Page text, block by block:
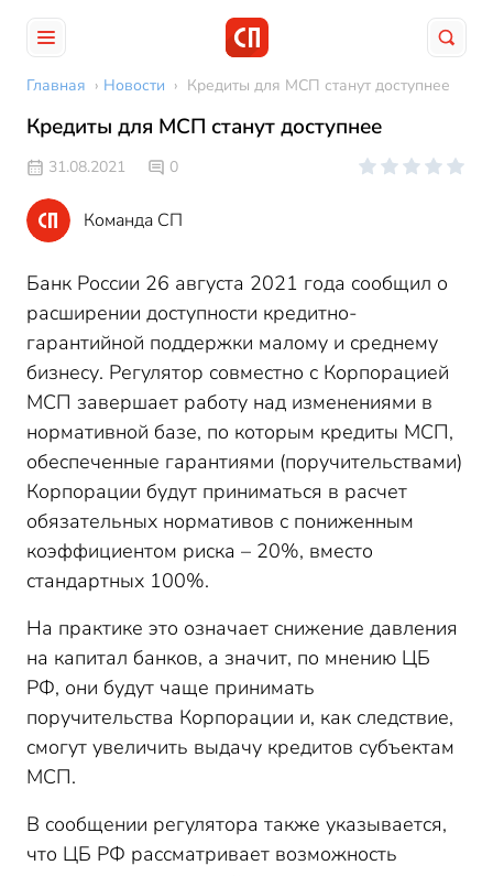
Главная › Новости › Кредиты для МСП станут доступнее
Кредиты для МСП станут доступнее
31.08.2021 0
Команда СП
Банк России 26 августа 2021 года сообщил о
расширении доступности кредитно-
гарантийной поддержки малому и среднему
бизнесу. Регулятор совместно с Корпорацией
МСП завершает работу над изменениями в
нормативной базе, по которым кредиты МСП,
обеспеченные гарантиями (поручительствами)
Корпорации будут приниматься в расчет
обязательных нормативов с пониженным
коэффициентом риска – 20%, вместо
стандартных 100%.
На практике это означает снижение давления
на капитал банков, а значит, по мнению ЦБ
РФ, они будут чаще принимать
поручительства Корпорации и, как следствие,
смогут увеличить выдачу кредитов субъектам
МСП.
В сообщении регулятора также указывается,
что ЦБ РФ рассматривает возможность